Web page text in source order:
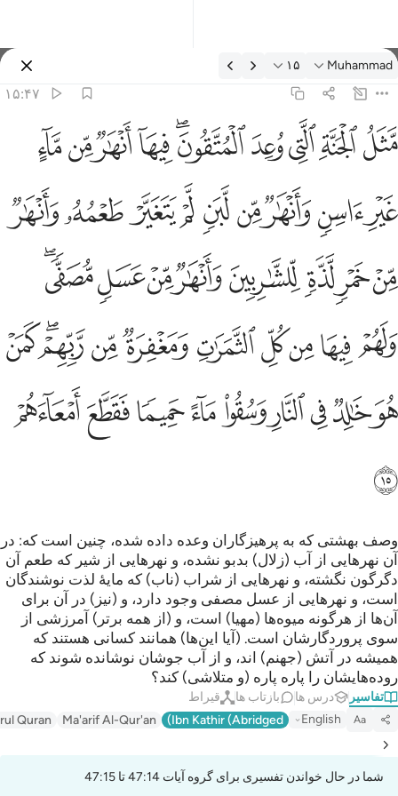
تفسیر: Muhammad ۱۵:۴۷
Muhammad ۱۵
۱۵:۴۷
مثل الجنة التي وعد المتقون فيها انهار من ماء غير اسن وانهار من
مَّثَلُ ٱلْجَنَّةِ ٱلَّتِى وُعِدَ ٱلْمُتَّقُونَ ۖ فِيهَآ أَنْهَـٰرٌۭ مِّن مَّآءٍ غَيْرِ
ﱶﱷﱸﱹﱺﱻﱼﱽﱾﱿ
ﲀﲁﲂﲃﲄﲅﲆﲇﲈ
ﲉﲊﲋﲌﲍﲎﲏﲐﲑ
ﲒﲓﲔﲕﲖﲗﲘﲙﲚﲛ
ﲜﲝﲞﲟﲠﲡﲢﲣﲤ
ﲥ
وصف بهشتی که به پرهیزگاران وعده داده شده، چنین است که: در
آن نهرهایی از آب (زلال) بد‌بو نشده، و نهر‌هایی از شیر که طعم آن
دگرگون نگشته، و نهرهایی از شراب (ناب) که مایۀ لذت نوشندگان
است، و نهرهایی از عسل مصفی وجود دارد، و (نیز) در آن برای
آن‌ها از هرگونه میوه‌ها (مهیا) است، و (از همه برتر) آمرزشی از
سوی پروردگارشان است. (آیا این‌ها) همانند کسانی هستند که
همیشه در آتش (جهنم) اند، و از آب جوشان نوشانده شوند که
روده‌هایشان را پاره پاره (و متلاشی) کند؟
تفاسیر درس ها بازتاب ها قیراط
Aa
English
Ibn Kathir (Abridged)
Ma'arif Al-Qur'an
Quran
شما در حال خواندن تفسیری برای گروه آیات 47:14 تا 47:15